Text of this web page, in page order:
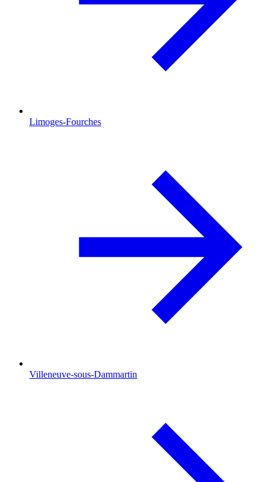
Limoges-Fourches
Villeneuve-sous-Dammartin